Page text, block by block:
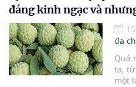
an
đáng kinh ngạc và
đa
Quả
ta,
một